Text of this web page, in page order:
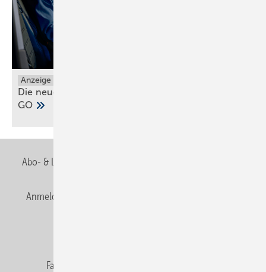
Anzeige
Die neuen Grundfos ALPHA1 GO und ALPHA2
GO
Abo- & Leserservice
Anmelden
Fachbeiträge